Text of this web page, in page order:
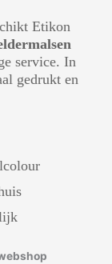
Etikon
service. In
gedrukt en